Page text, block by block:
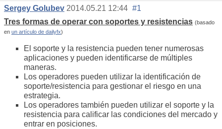
Sergey Golubev 2014.05.21 12:44 #1
Tres formas de operar con soportes y resistencias (basado
en un artículo de dailyfx)
El soporte y la resistencia pueden tener numerosas
aplicaciones y pueden identificarse de múltiples
maneras.
Los operadores pueden utilizar la identificación de
soporte/resistencia para gestionar el riesgo en una
estrategia.
Los operadores también pueden utilizar el soporte y la
resistencia para calificar las condiciones del mercado y
entrar en posiciones.